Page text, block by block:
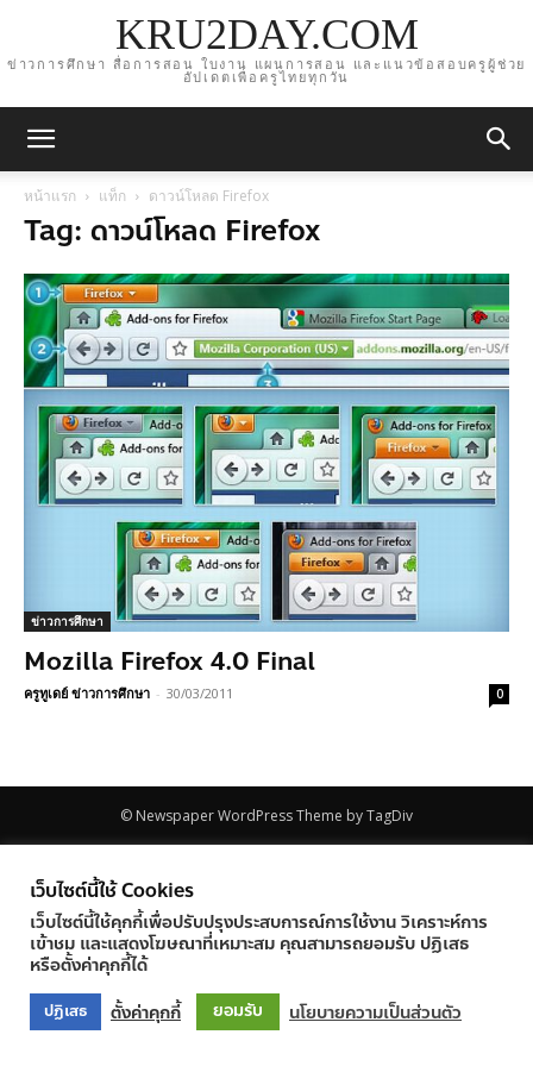
KRU2DAY.COM
ข่าวการศึกษา สื่อการสอน ใบงาน แผนการสอน และแนวข้อสอบครูผู้ช่วย
อัปเดตเพื่อครูไทยทุกวัน
หน้าแรก แท็ก ดาวน์โหลด Firefox
Tag: ดาวน์โหลด Firefox
ข่าวการศึกษา
Mozilla Firefox 4.0 Final
ครูทูเดย์ ข่าวการศึกษา - 30/03/2011 0
© Newspaper WordPress Theme by TagDiv
เว็บไซต์นี้ใช้ Cookies
เว็บไซต์นี้ใช้คุกกี้เพื่อปรับปรุงประสบการณ์การใช้งาน วิเคราะห์การ
เข้าชม และแสดงโฆษณาที่เหมาะสม คุณสามารถยอมรับ ปฏิเสธ
หรือตั้งค่าคุกกี้ได้
ปฏิเสธ ตั้งค่าคุกกี้ ยอมรับ นโยบายความเป็นส่วนตัว